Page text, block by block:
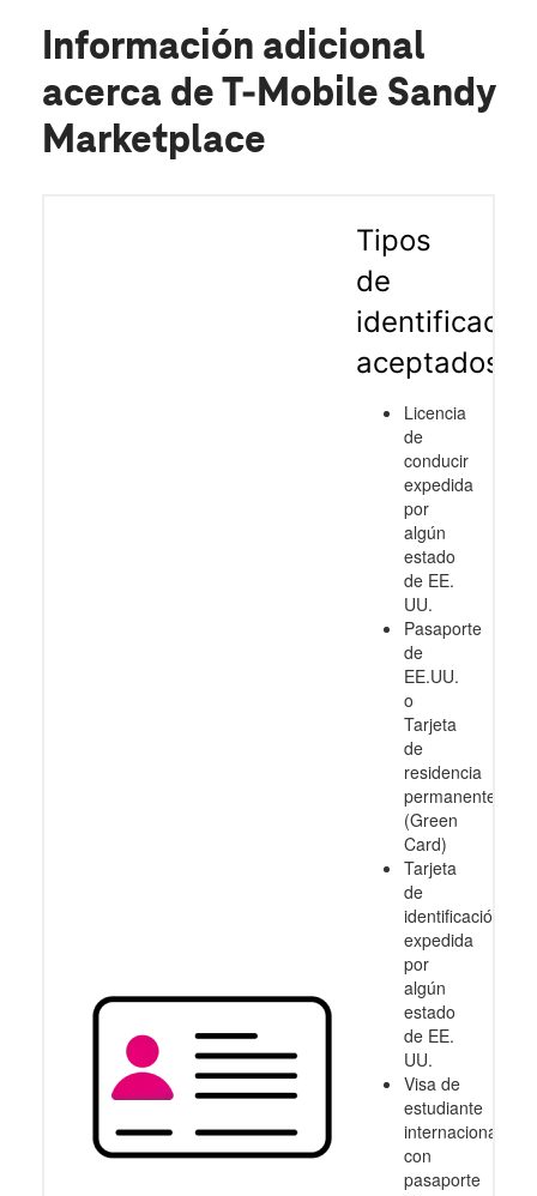
Información adicional
acerca de T-Mobile Sandy
Marketplace
Tipos
de
aceptados
Licencia
de
conducir
expedida
por
algún
estado
de EE.
UU.
Pasaporte
de
EE.UU.
o
Tarjeta
de
residencia
permanente
(Green
Card)
Tarjeta
de
identificación
expedida
por
algún
estado
de EE.
UU.
Visa de
estudiante
internacional
con
pasaporte